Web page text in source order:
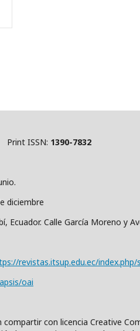
ISSN: 1390-7832
diciembre
Ecuador. Calle García Moreno y
revistas.itsup.edu.ec/index.php/
oai
compartir con licencia Creative